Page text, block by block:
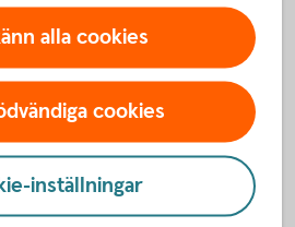
Bankkort Business?
befintligt Bankkort
avslutar jag Bankkort Business?
på Bankkort Business?
alla cookies
cookies
inställningar